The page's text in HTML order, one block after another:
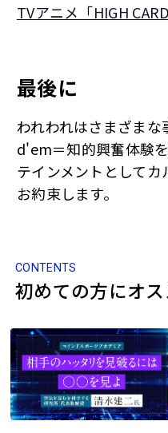
TVアニメ「HIGH
最後に
われわれはさまざま
d'em＝知的興奮体験を
テインメントとして
お約束します。
CONTENTS
初めての方にオ